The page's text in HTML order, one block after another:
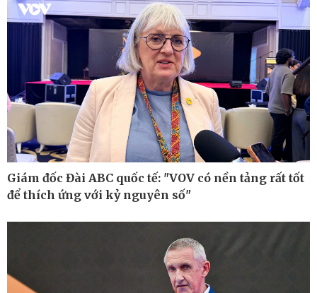
Hồ sơ
E-Magazine
Infographic
Giám đốc Đài ABC quốc tế: "VOV có nền tảng rất tốt
để thích ứng với kỷ nguyên số"